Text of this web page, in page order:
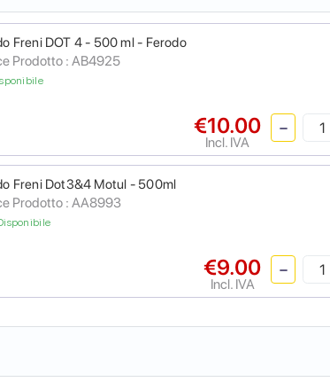
Freni DOT 4 - 500 ml - Ferodo
Prodotto : AB4925
€10.00
Incl. IVA
Freni Dot3&4 Motul - 500ml
Prodotto : AA8993
€9.00
Incl. IVA